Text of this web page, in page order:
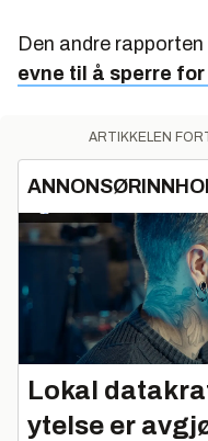
Den andre
evne til å sperre
ARTIKKELEN
Lokal
ytelse er